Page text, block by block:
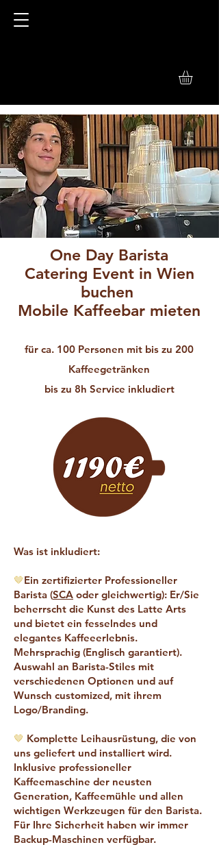
One Day Barista
Catering Event in Wien
buchen
Mobile Kaffeebar mieten
für ca. 100 Personen mit bis zu 200
Kaffeegetränken
bis zu 8h Service inkludiert
Was ist inkludiert:
🤎Ein zertifizierter Professioneller
Barista (SCA oder gleichwertig): Er/Sie
beherrscht die Kunst des Latte Arts
und bietet ein fesselndes und
elegantes Kaffeeerlebnis.
Mehrsprachig (Englisch garantiert).
Auswahl an Barista-Stiles mit
verschiedenen Optionen und auf
Wunsch customized, mit ihrem
Logo/Branding.
🤎 Komplette Leihausrüstung, die von
uns geliefert und installiert wird.
Inklusive professioneller
Kaffeemaschine der neusten
Generation, Kaffeemühle und allen
wichtigen Werkzeugen für den Barista.
Für Ihre Sicherheit haben wir immer
Backup-Maschinen verfügbar.